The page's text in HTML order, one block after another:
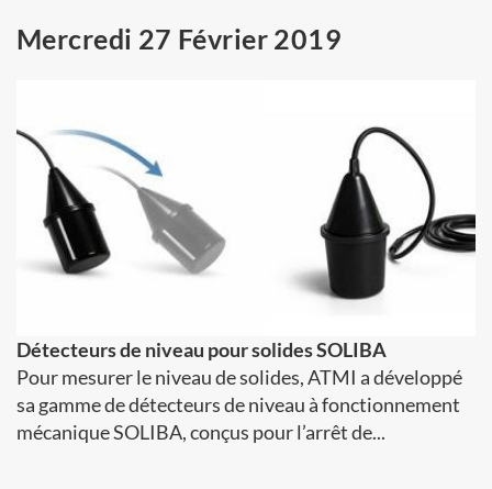
Mercredi 27 Février 2019
Détecteurs de niveau pour solides SOLIBA
Pour mesurer le niveau de solides, ATMI a développé
sa gamme de détecteurs de niveau à fonctionnement
mécanique SOLIBA, conçus pour l’arrêt de...